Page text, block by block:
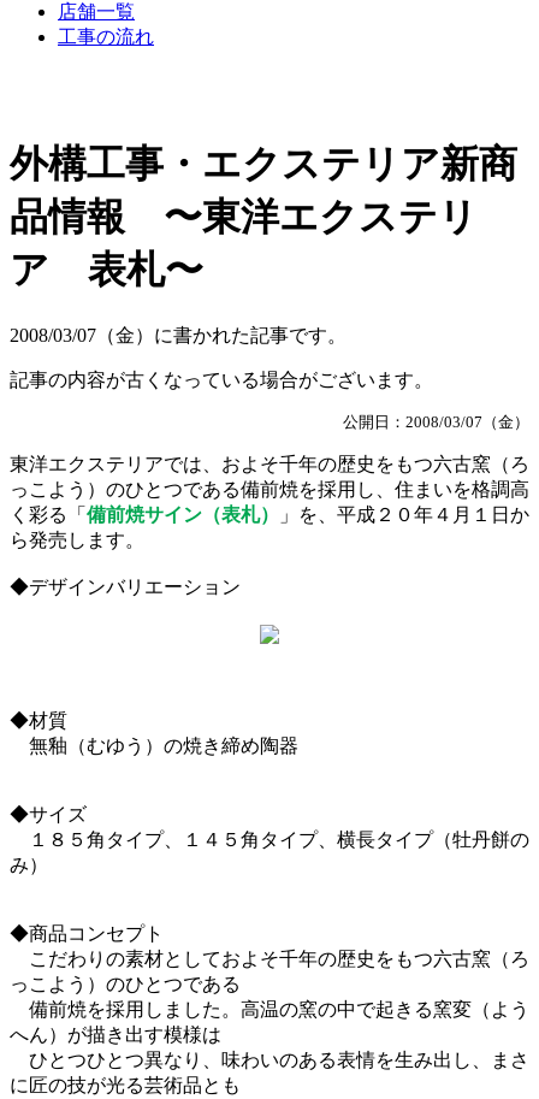
店舗一覧
工事の流れ
外構工事・エクステリア新商
品情報 〜東洋エクステリ
ア 表札〜
2008/03/07（金）に書かれた記事です。
記事の内容が古くなっている場合がございます。
公開日：2008/03/07（金）
東洋エクステリアでは、およそ千年の歴史をもつ六古窯（ろ
っこよう）のひとつである備前焼を採用し、住まいを格調高
く彩る「 備前焼サイン（表札）
」を、平成２０年４月１日か
ら発売します。
◆デザインバリエーション
◆材質
無釉（むゆう）の焼き締め陶器
◆サイズ
１８５角タイプ、１４５角タイプ、横長タイプ（牡丹餅の
み）
◆商品コンセプト
こだわりの素材としておよそ千年の歴史をもつ六古窯（ろ
っこよう）のひとつである
備前焼を採用しました。高温の窯の中で起きる窯変（よう
へん）が描き出す模様は
ひとつひとつ異なり、味わいのある表情を生み出し、まさ
に匠の技が光る芸術品とも